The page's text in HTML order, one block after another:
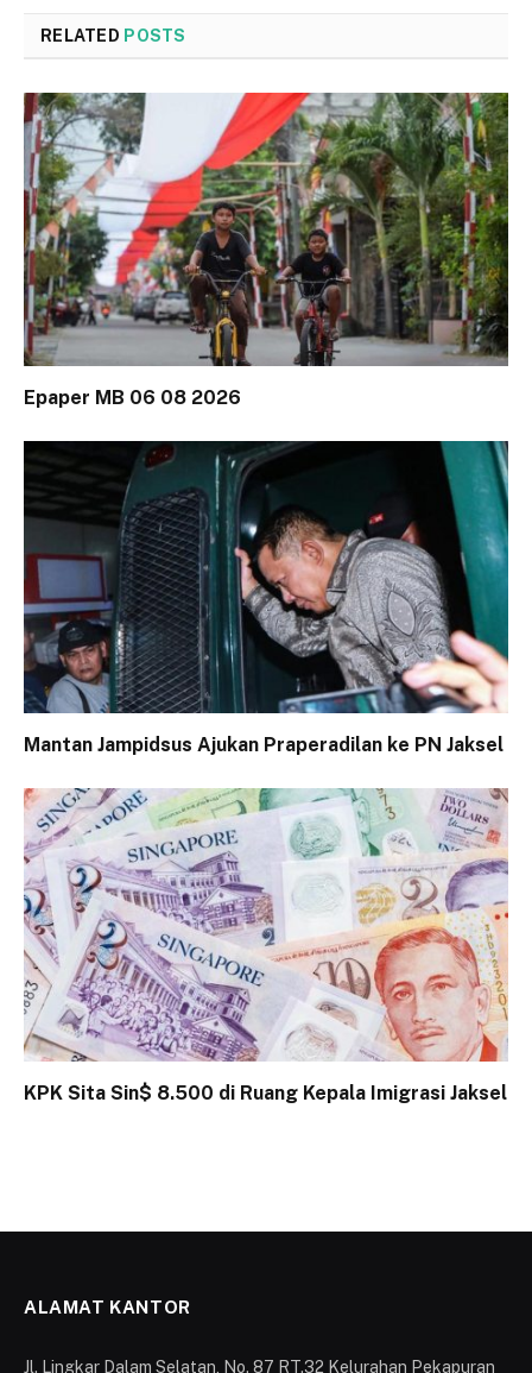
RELATED POSTS
Epaper MB 06 08 2026
Mantan Jampidsus Ajukan Praperadilan ke PN Jaksel
KPK Sita Sin$ 8.500 di Ruang Kepala Imigrasi Jaksel
ALAMAT KANTOR
Jl. Lingkar Dalam Selatan, No. 87 RT.32 Kelurahan Pekapuran